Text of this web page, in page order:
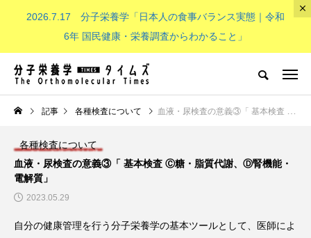
The Orthomolecular Times
分子栄養学とは 子供（成長期）
NEW POST
分子栄養学とは
2026.7.17 分子栄養学「日本人の食事バランス実態｜令和
6年 国民健康・栄養調査からわかること」
記事 各種検査について 血液・尿検査の意義③「 基本検査 Ⓒ糖・脂質代謝、Ⓓ腎機能・電解質」
各種検査について
血液・尿検査の意義③「 基本検査 Ⓒ糖・脂質代謝、Ⓓ腎機能・
電解質」
2023.05.29
自分の健康管理を行う分子栄養学の基本ツールとして、医師によ